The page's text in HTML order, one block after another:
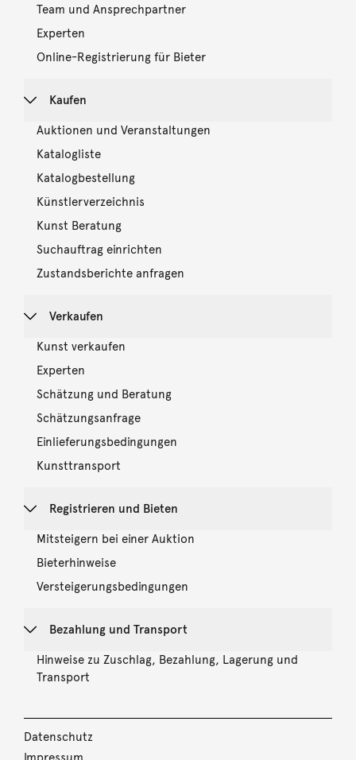
Team und Ansprechpartner
Experten
Online-Registrierung für Bieter
Kaufen
Auktionen und Veranstaltungen
Katalogliste
Katalogbestellung
Künstlerverzeichnis
Kunst Beratung
Suchauftrag einrichten
Zustandsberichte anfragen
Verkaufen
Kunst verkaufen
Experten
Schätzung und Beratung
Schätzungsanfrage
Einlieferungsbedingungen
Kunsttransport
Registrieren und Bieten
Mitsteigern bei einer Auktion
Bieterhinweise
Versteigerungsbedingungen
Bezahlung und Transport
Hinweise zu Zuschlag, Bezahlung, Lagerung und
Transport
Datenschutz